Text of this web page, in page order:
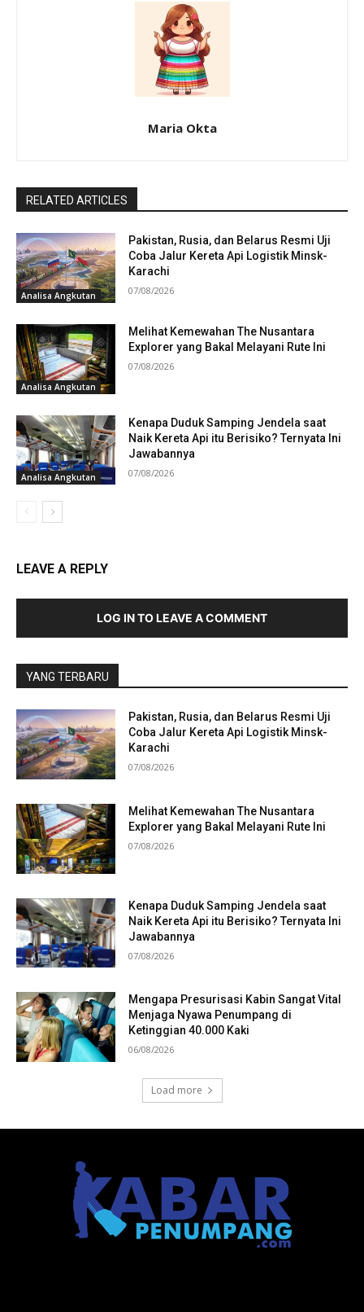
Maria Okta
RELATED ARTICLES
Analisa Angkutan
Pakistan, Rusia, dan Belarus Resmi Uji
Coba Jalur Kereta Api Logistik Minsk-
Karachi
07/08/2026
Analisa Angkutan
Melihat Kemewahan The Nusantara
Explorer yang Bakal Melayani Rute Ini
07/08/2026
Analisa Angkutan
Kenapa Duduk Samping Jendela saat
Naik Kereta Api itu Berisiko? Ternyata Ini
Jawabannya
07/08/2026
LEAVE A REPLY
LOG IN TO LEAVE A COMMENT
YANG TERBARU
Pakistan, Rusia, dan Belarus Resmi Uji
Coba Jalur Kereta Api Logistik Minsk-
Karachi
07/08/2026
Melihat Kemewahan The Nusantara
Explorer yang Bakal Melayani Rute Ini
07/08/2026
Kenapa Duduk Samping Jendela saat
Naik Kereta Api itu Berisiko? Ternyata Ini
Jawabannya
07/08/2026
Mengapa Presurisasi Kabin Sangat Vital
Menjaga Nyawa Penumpang di
Ketinggian 40.000 Kaki
06/08/2026
Load more